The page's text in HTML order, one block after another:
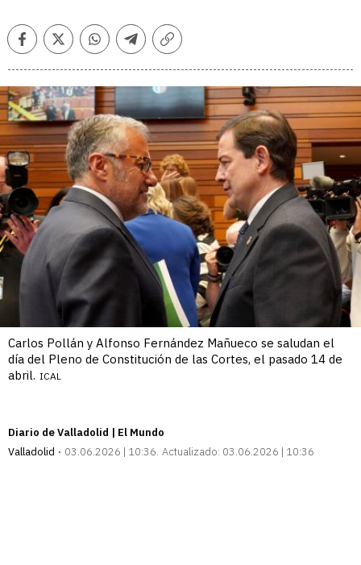
FacebookTwitterWhatsappTelegramCopiar
Carlos Pollán y Alfonso Fernández Mañueco se saludan el
día del Pleno de Constitución de las Cortes, el pasado 14 de
abril. ICAL
Diario de Valladolid | El Mundo
Valladolid
03.06.2026 | 10:36 Actualizado: 03.06.2026 | 10:36